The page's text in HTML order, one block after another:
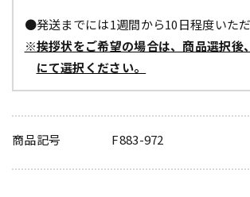
●発送までには1週間から10日程度いただ
※挨拶状をご希望の場合は、商品選択後
にて選択ください。
商品記号 F883-972